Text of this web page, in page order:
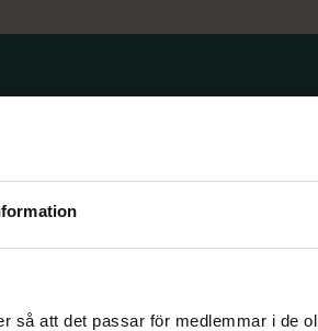
så att det passar för medlemmar i de